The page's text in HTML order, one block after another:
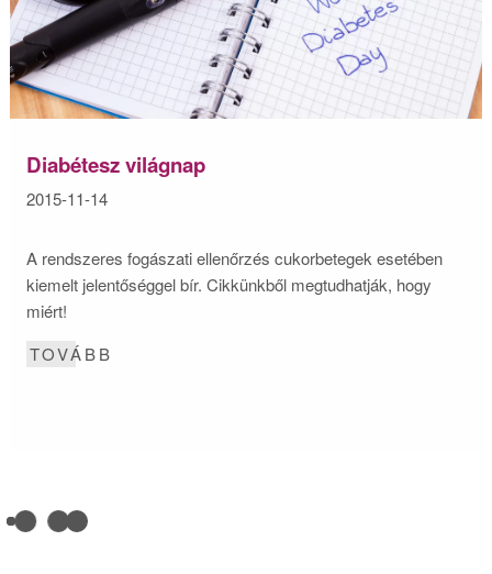
Diabétesz világnap
2015-11-14
A rendszeres fogászati ellenőrzés cukorbetegek esetében
kiemelt jelentőséggel bír. Cikkünkből megtudhatják, hogy
miért!
TOVÁBB